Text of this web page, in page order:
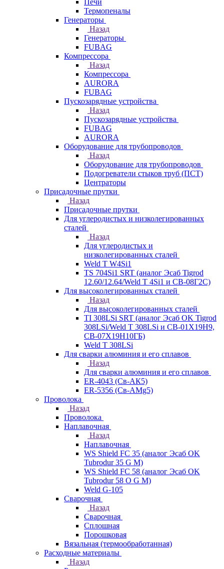
Печи
Термопеналы
Генераторы
Назад
Генераторы
FUBAG
Компрессора
Назад
Компрессора
AURORA
FUBAG
Пускозарядные устройства
Назад
Пускозарядные устройства
FUBAG
AURORA
Оборудование для трубопроводов
Назад
Оборудование для трубопроводов
Подогреватели стыков труб (ПСТ)
Центраторы
Присадочные прутки
Назад
Присадочные прутки
Для углеродистых и низколегированных
сталей
Назад
Для углеродистых и
низколегированных сталей
Weld T W4Si1
TS 704Si1 SRT (аналог Эсаб Tigrod
12.60/12.64/Weld T 4Si1 и СВ-08Г2С)
Для высоколегированных сталей
Назад
Для высоколегированных сталей
TI 308LSi SRT (аналог Эсаб OK Tigrod
308LSi/Weld T 308LSi и СВ-01Х19Н9,
СВ-07Х19Н10ГБ)
Weld T 308LSi
Для сварки алюминия и его сплавов
Назад
Для сварки алюминия и его сплавов
ER-4043 (Св-АК5)
ER-5356 (Св-АМg5)
Проволока
Назад
Проволока
Наплавочная
Назад
Наплавочная
WS Shield FC 35 (аналог Эсаб OK
Tubrodur 35 G M)
WS Shield FC 58 (аналог Эсаб OK
Tubrodur 58 O G M)
Weld G-105
Сварочная
Назад
Сварочная
Сплошная
Порошковая
Вязальная (термообработанная)
Расходные материалы
Назад